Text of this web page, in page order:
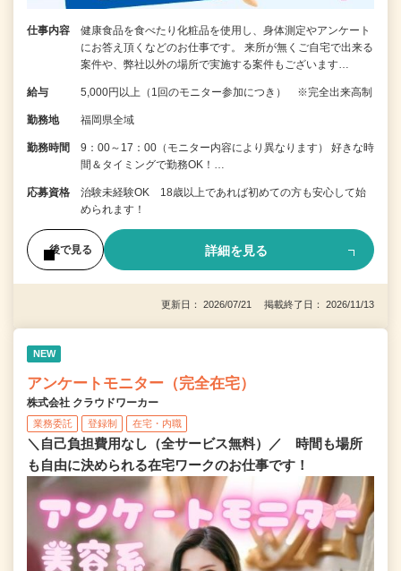
仕事内容
健康食品を食べたり化粧品を使用し、身体測定やアンケート
にお答え頂くなどのお仕事です。 来所が無くご自宅で出来る
案件や、弊社以外の場所で実施する案件もございます…
給与 5,000円以上（1回のモニター参加につき） ※完全出来高制
勤務地 福岡県全域
勤務時間
9：00～17：00（モニター内容により異なります） 好きな時
間＆タイミングで勤務OK！…
応募資格
治験未経験OK 18歳以上であれば初めての方も安心して始
められます！
後で見る 詳細を見る
更新日： 2026/07/21 掲載終了日： 2026/11/13
NEW
アンケートモニター（完全在宅）
株式会社 クラウドワーカー
業務委託 登録制 在宅・内職
＼自己負担費用なし（全サービス無料）／ 時間も場所
も自由に決められる在宅ワークのお仕事です！